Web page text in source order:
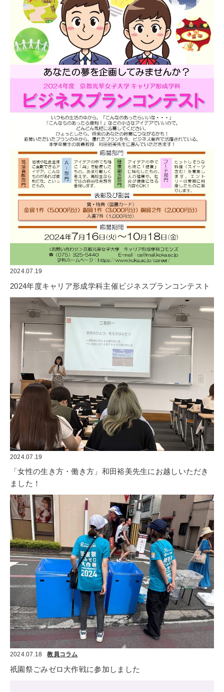
2024.07.19
2024年度キャリア形成学科主催ビジネスプランコンテスト
2024.07.19
「女性の生き方・働き方」和田裕美先生にお越しいただき
ました！
2024.07.18 教員コラム
祇園祭ごみゼロ大作戦に参加しました